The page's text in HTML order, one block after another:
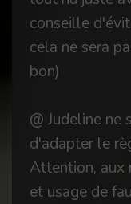
conseille
cela ne sera
bon)
@ Judeline ne
d'adapter le
Attention, aux
et usage de